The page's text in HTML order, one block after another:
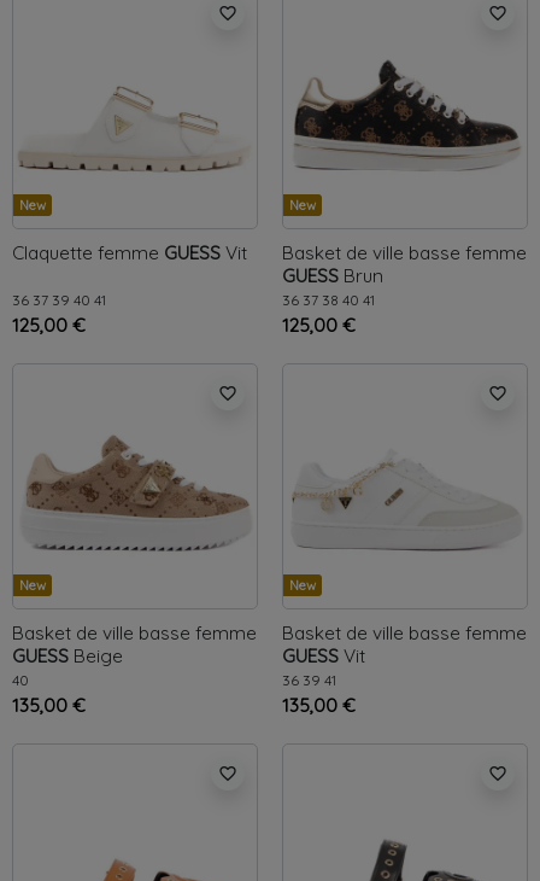
favorite_border
New
Claquette femme GUESS Vit
36 37 39 40 41
125,00 €
favorite_border
New
Basket de ville basse femme
GUESS Brun
36 37 38 40 41
125,00 €
favorite_border
New
Basket de ville basse femme
GUESS Beige
40
135,00 €
favorite_border
New
Basket de ville basse femme
GUESS Vit
36 39 41
135,00 €
favorite_border favorite_border